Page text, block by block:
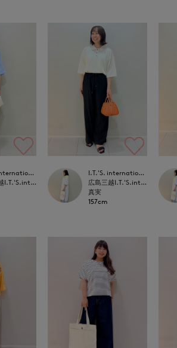
I.T.'S. international
広島三越I.T.'S.international
I.T.'S. international
広島三越I.T.'S.international
真実
157cm